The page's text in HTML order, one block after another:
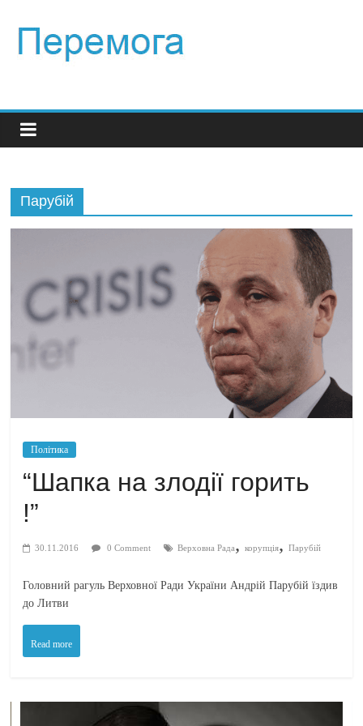
Парубій
Політика
“Шапка на злодії горить
!”
30.11.2016 0 Comment Верховна Рада,корупція,Парубій
Головний рагуль Верховної Ради України Андрій Парубій їздив
до Литви
Read more